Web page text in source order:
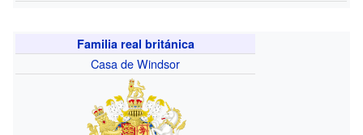
Familia real británica
Casa de Windsor